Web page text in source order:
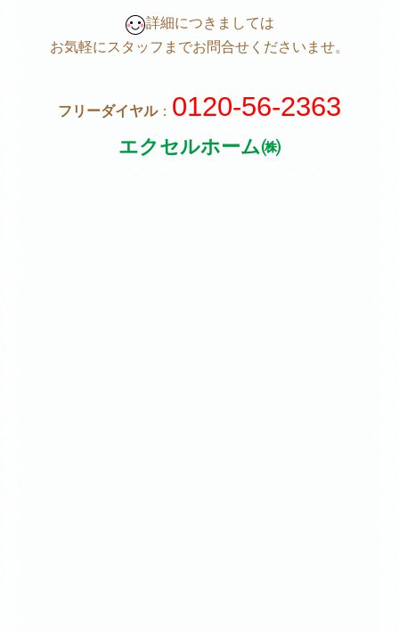
詳細につきましては
お気軽にスタッフまでお問合せくださいませ。
フリーダイヤル： 0120-56-2363
エクセルホーム㈱